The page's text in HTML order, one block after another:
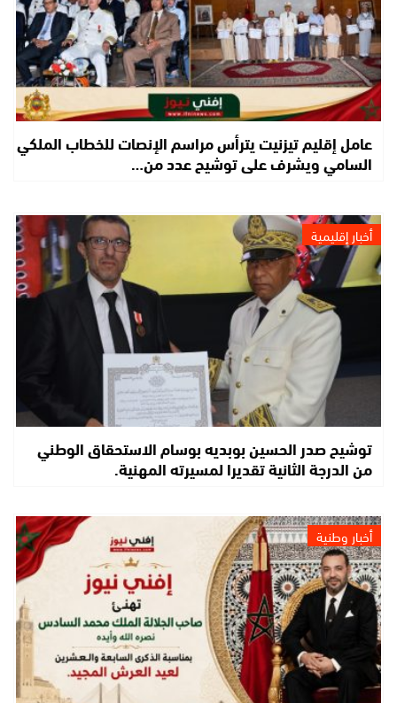
عامل إقليم تيزنيت يترأس مراسم الإنصات للخطاب الملكي
السامي ويشرف على توشيح عدد من…
أخبار إقليمية
توشيح صدر الحسين بوبديه بوسام الاستحقاق الوطني
من الدرجة الثانية تقديرا لمسيرته المهنية.
أخبار وطنية